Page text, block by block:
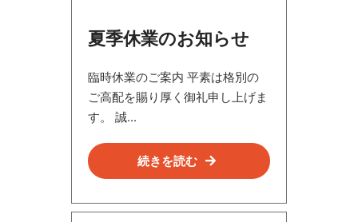
報
夏季休業のお知らせ
臨時休業のご案内 平素は格別の
ご高配を賜り厚く御礼申し上げま
す。 誠...
続きを読む